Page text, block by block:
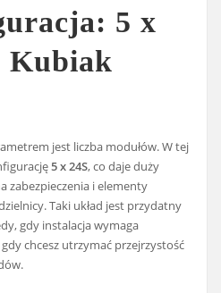
5 x
Kubiak
jest liczba modułów. W tej
5 x 24S, co daje duży
zabezpieczenia i elementy
Taki układ jest przydatny
gdy instalacja wymaga
chcesz utrzymać przejrzystość